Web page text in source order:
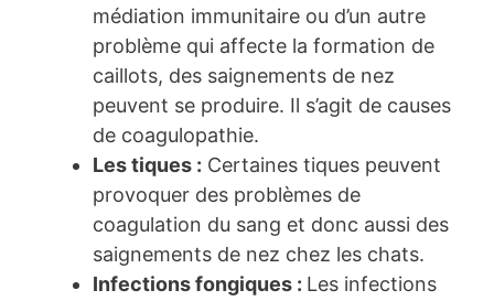
médiation immunitaire ou d’un autre
problème qui affecte la formation de
caillots, des saignements de nez
peuvent se produire. Il s’agit de causes
de coagulopathie.
Les tiques : Certaines tiques peuvent
provoquer des problèmes de
coagulation du sang et donc aussi des
saignements de nez chez les chats.
Infections fongiques : Les infections